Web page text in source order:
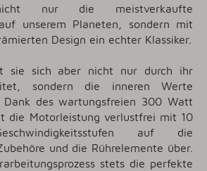
nur die meistverkaufte
unserem Planeten, sondern mit
Design ein echter Klassiker.
sie sich aber nicht nur durch ihr
sondern die inneren Werte
Dank des wartungsfreien 300 Watt
die Motorleistung verlustfrei mit 10
auf die
und die Rührelemente über.
stets die perfekte